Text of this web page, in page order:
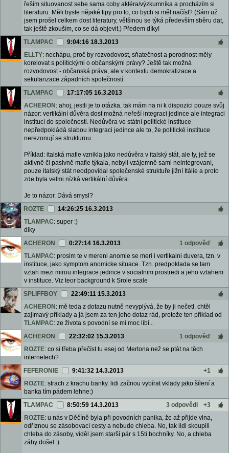
řeším situovanost sebe sama coby aktéra/výzkumníka a procházím si
literaturu. Měli byste nějaké tipy pro to, co bych si měl načíst? (Sám už
jsem prošel celkem dost literatury, většinou se týká především sběru dat,
tak ještě zkouším, co se dá objevit.) Předem díky!
TLAMPAC
9:04:16 18.3.2013
ELLTY: nechápu, proč by rozvodovost, sňatečnost a porodnost měly
korelovat s politickými o občanskými právy? Ještě tak možná
rozvodovost - občanská práva, ale v kontextu demokratizace a
sekularizace západních společností.
TLAMPAC
17:17:05 16.3.2013
ACHERON : ahoj, jestli je to otázka, tak mám na ni k dispozici pouze svůj
názor: vertikální důvěra dost možná neřeší integraci jedince ale integraci
institucí do společnosti. Nedůvěra ve státní politické instituce
nepředpokládá slabou integraci jedince ale to, že politické instituce
nerezonují se strukturou.
Příklad: italská mafie vznikla jako nedůvěra v italský stát, ale ty, jež se
aktivně či pasivně mafie týkala, nebyli vzájemně sami neintegrovaní,
pouze italský stát neodpovídal společenské struktuře jižní Itálie a proto
zde byla velmi nízká vertikální důvěra.
Je to názor. Dává smysl?
ROZTE
14:26:25 16.3.2013
TLAMPAC: super :)
diky
ACHERON
0:27:14 16.3.2013
1 odpověď
TLAMPAC: prosim te v mereni anomie se meri i vertikalni duvera, tzn. v
instituce, jako symptom anomicke situace. Tzn. predpoklada se tam
vztah mezi mirou integrace jedince v socialnim prostredi a jeho vztahem
v instituce. Viz teor background k Srole scale
SPLIFFBOY
22:49:11 15.3.2013
ACHERON : mě teda z dotazu nutně nevyplývá, že by ji nečetl. chtěl
zajímavý příklady a já jsem za ten jeho dotaz rád, protože ten příklad od
TLAMPAC: ze života s povodní se mi moc líbí...
ACHERON
22:32:02 15.3.2013
1 odpověď
ROZTE: co si třeba přečíst tu esej od Mertona než se ptát na těch
internetech?
FEFERONIE
9:41:32 14.3.2013
+1
ROZTE: strach z krachu banky. lidi začnou vybírat vklady jako šílení a
banka tím pádem lehne:)
TLAMPAC
8:50:59 14.3.2013 3 odpovědi
+3
ROZTE: u nás v Děčíně byla při povodních panika, že až přijde vlna,
odříznou se zásobovací cesty a nebude chleba. No, tak lidi skoupili
chleba do zásoby, viděl jsem starší pár s 15ti bochníky. No, a chleba
záhy došel :)